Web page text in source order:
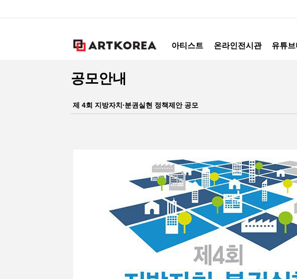
아티스트 온라인전시관 유튜
공모안내
제 4회 지방자치∙분권실현 정책제안 공모